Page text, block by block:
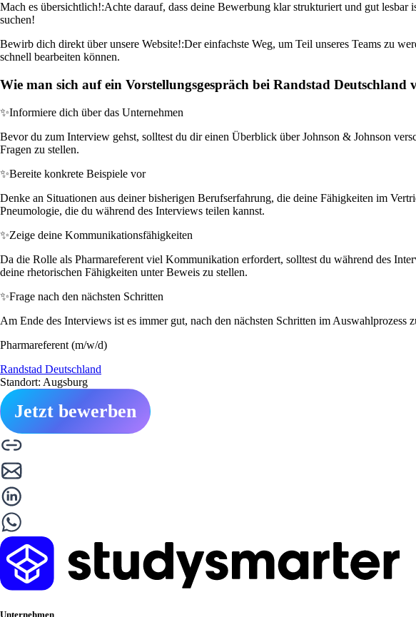
Mach es übersichtlich!:Achte darauf, dass deine Bewerbung klar strukturiert und gut
suchen!
Bewirb dich direkt über unsere Website!:Der einfachste Weg, um Teil unseres Teams zu
schnell bearbeiten können.
Wie man sich auf ein Vorstellungsgespräch bei Randstad Deutschland
✨Informiere dich über das Unternehmen
Bevor du zum Interview gehst, solltest du dir einen Überblick über Johnson & Johnson
Fragen zu stellen.
✨Bereite konkrete Beispiele vor
Denke an Situationen aus deiner bisherigen Berufserfahrung, die deine Fähigkeiten im
Pneumologie, die du während des Interviews teilen kannst.
✨Zeige deine Kommunikationsfähigkeiten
Da die Rolle als Pharmareferent viel Kommunikation erfordert, solltest du während des
deine rhetorischen Fähigkeiten unter Beweis zu stellen.
✨Frage nach den nächsten Schritten
Am Ende des Interviews ist es immer gut, nach den nächsten Schritten im
Pharmareferent (m/w/d)
Randstad Deutschland
Standort: Augsburg
Jetzt bewerben
Unternehmen